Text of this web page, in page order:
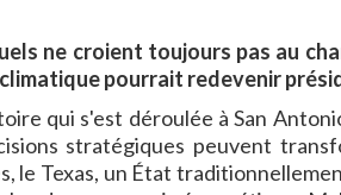
ne croient toujours pas au
pourrait redevenir
qui s'est déroulée à San
stratégiques peuvent
le Texas, un État